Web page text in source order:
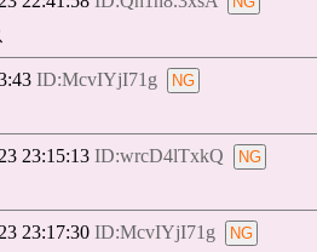
ID:McvIYjI71g
23:15:13 ID:wrcD4lTxkQ
23:17:30 ID:McvIYjI71g